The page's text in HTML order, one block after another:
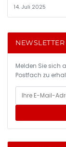
14. Juli 2025
NEWSLETTER
Melden Sie sich
Postfach zu